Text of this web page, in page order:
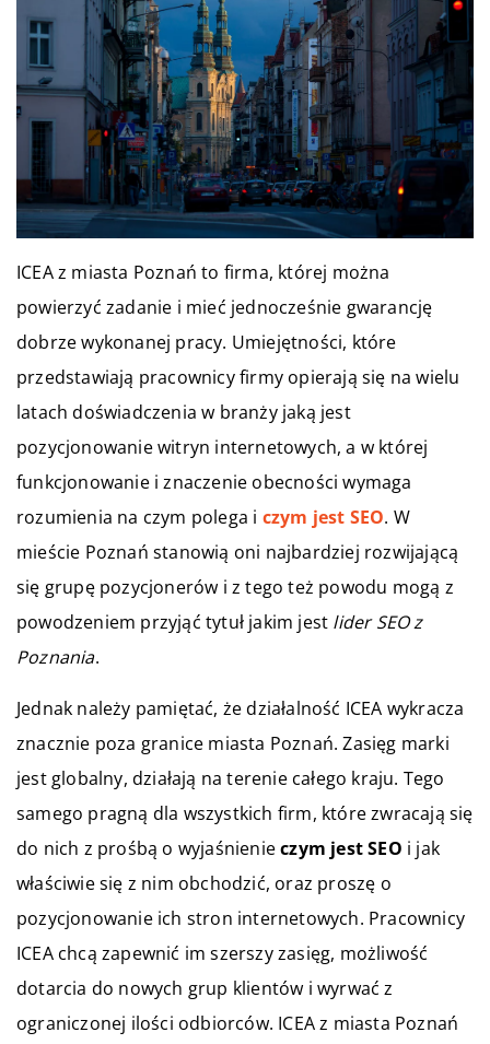
ICEA z miasta Poznań to firma, której można
powierzyć zadanie i mieć jednocześnie gwarancję
dobrze wykonanej pracy. Umiejętności, które
przedstawiają pracownicy firmy opierają się na wielu
latach doświadczenia w branży jaką jest
pozycjonowanie witryn internetowych, a w której
funkcjonowanie i znaczenie obecności wymaga
rozumienia na czym polega i czym jest SEO. W
mieście Poznań stanowią oni najbardziej rozwijającą
się grupę pozycjonerów i z tego też powodu mogą z
powodzeniem przyjąć tytuł jakim jest lider SEO z
Poznania.
Jednak należy pamiętać, że działalność ICEA wykracza
znacznie poza granice miasta Poznań. Zasięg marki
jest globalny, działają na terenie całego kraju. Tego
samego pragną dla wszystkich firm, które zwracają się
do nich z prośbą o wyjaśnienieczym jest SEO i jak
właściwie się z nim obchodzić, oraz proszę o
pozycjonowanie ich stron internetowych. Pracownicy
ICEA chcą zapewnić im szerszy zasięg, możliwość
dotarcia do nowych grup klientów i wyrwać z
ograniczonej ilości odbiorców. ICEA z miasta Poznań